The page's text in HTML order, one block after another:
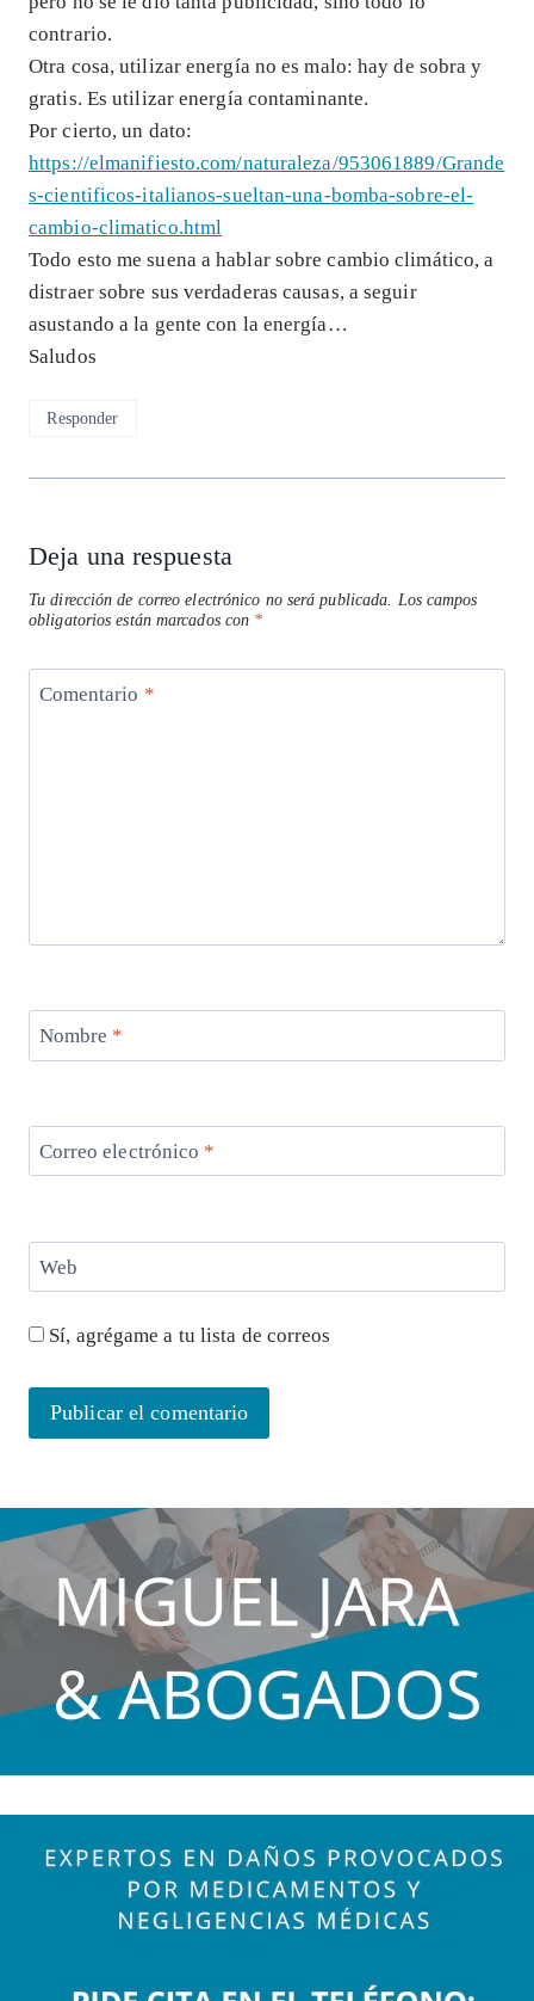
contrario.
Otra cosa, utilizar energía no es malo: hay de sobra y
gratis. Es utilizar energía contaminante.
Por cierto, un dato:
https://elmanifiesto.com/naturaleza/953061889/Grande
s-cientificos-italianos-sueltan-una-bomba-sobre-el-
cambio-climatico.html
Todo esto me suena a hablar sobre cambio climático, a
distraer sobre sus verdaderas causas, a seguir
asustando a la gente con la energía…
Saludos
Responder
Deja una respuesta
Tu dirección de correo electrónico no será publicada.
Los campos
obligatorios están marcados con *
Comentario *
Nombre *
Correo electrónico *
Web
Sí, agrégame a tu lista de correos